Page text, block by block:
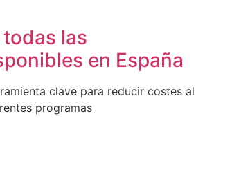
las
en España
clave para reducir costes al
programas